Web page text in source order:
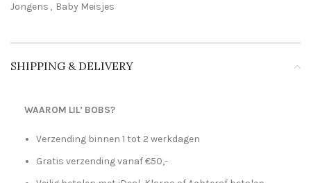
Jongens , Baby Meisjes
SHIPPING & DELIVERY
WAAROM LIL’ BOBS?
Verzending binnen 1 tot 2 werkdagen
Gratis verzending vanaf €50,-